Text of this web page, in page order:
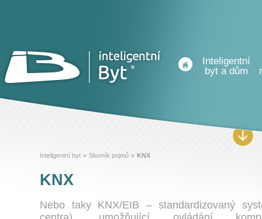
Inteligentní
byt a dům
Inteligentní byt > Slovník pojmů > KNX
KNX
Nebo taky KNX/EIB – standardizovaný